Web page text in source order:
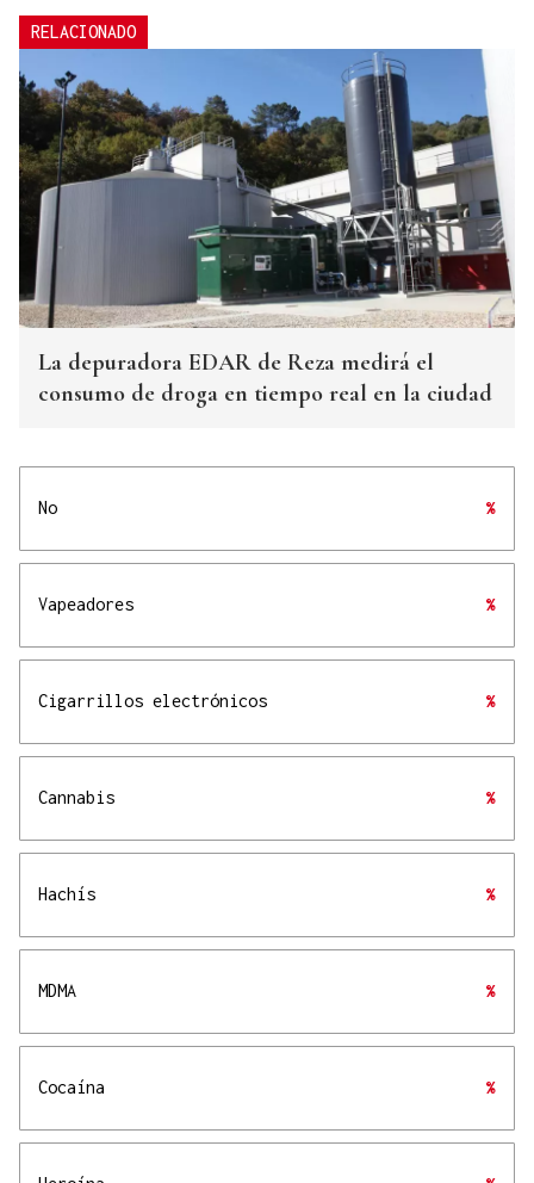
RELACIONADO
La depuradora EDAR de Reza medirá el
consumo de droga en tiempo real en la ciudad
No %
Vapeadores %
Cigarrillos electrónicos %
Cannabis %
Hachís %
MDMA %
Cocaína %